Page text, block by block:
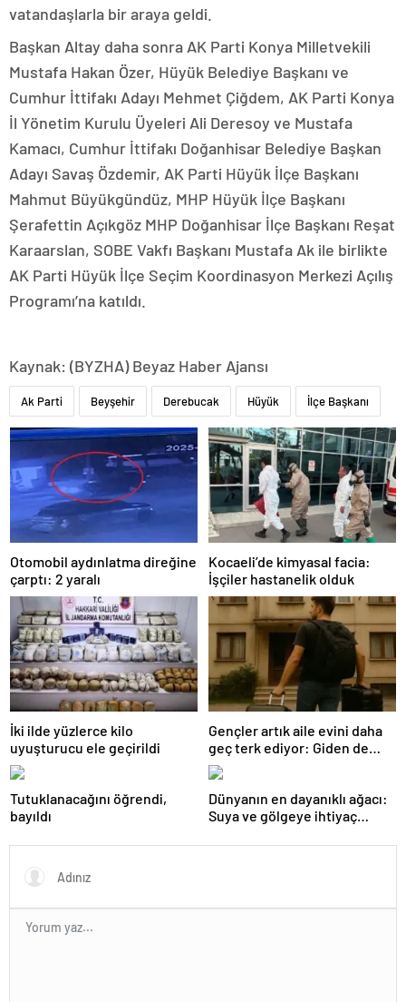
vatandaşlarla bir araya geldi.
Başkan Altay daha sonra AK Parti Konya Milletvekili
Mustafa Hakan Özer, Hüyük Belediye Başkanı ve
Cumhur İttifakı Adayı Mehmet Çiğdem, AK Parti Konya
İl Yönetim Kurulu Üyeleri Ali Deresoy ve Mustafa
Kamacı, Cumhur İttifakı Doğanhisar Belediye Başkan
Adayı Savaş Özdemir, AK Parti Hüyük İlçe Başkanı
Mahmut Büyükgündüz, MHP Hüyük İlçe Başkanı
Şerafettin Açıkgöz MHP Doğanhisar İlçe Başkanı Reşat
Karaarslan, SOBE Vakfı Başkanı Mustafa Ak ile birlikte
AK Parti Hüyük İlçe Seçim Koordinasyon Merkezi Açılış
Programı’na katıldı.
Kaynak: (BYZHA) Beyaz Haber Ajansı
Ak Parti Beyşehir Derebucak Hüyük İlçe Başkanı
Otomobil aydınlatma direğine
çarptı: 2 yaralı
Kocaeli’de kimyasal facia:
İşçiler hastanelik olduk
İki ilde yüzlerce kilo
uyuşturucu ele geçirildi
Gençler artık aile evini daha
geç terk ediyor: Giden de
geri dönüyor
Tutuklanacağını öğrendi,
bayıldı
Dünyanın en dayanıklı ağacı:
Suya ve gölgeye ihtiyaç
veriyor!